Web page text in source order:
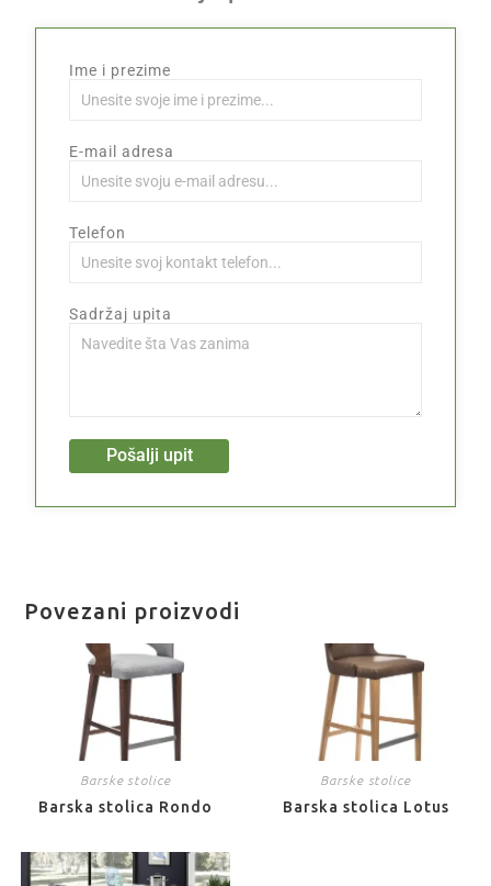
Ime i prezime
E-mail adresa
Telefon
Sadržaj upita
Pošalji upit
Povezani proizvodi
Barske stolice
Barska stolica Rondo
Barske stolice
Barska stolica Lotus